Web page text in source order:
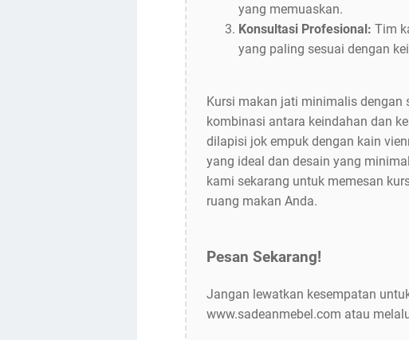
yang memuaskan.
Konsultasi Profesional: Tim
yang paling sesuai dengan
Kursi makan jati minimalis
kombinasi antara keindahan dan
dilapisi jok empuk dengan kain
yang ideal dan desain yang
kami sekarang untuk memesan
ruang makan Anda.
Pesan Sekarang!
Jangan lewatkan kesempatan
www.sadeanmebel.com atau